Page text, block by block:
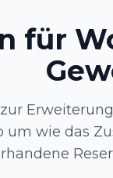
für
um wie das